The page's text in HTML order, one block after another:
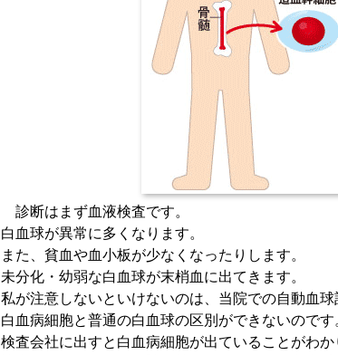
診断はまず血液検査です。
白血球が異常に多くなります。
また、貧血や血小板が少なくなったりします。
未分化・幼弱な白血球が末梢血に出てきます。
私が注意しないといけないのは、当院での自動血
白血病細胞と普通の白血球の区別ができないのです
検査会社に出すと白血病細胞が出ていることがわか